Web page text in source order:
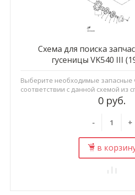
0 руб.
- +
в
Схема для поиска
гусеницы VK540 III
Выберите необходимые запасные
соответствии с данной схемой из